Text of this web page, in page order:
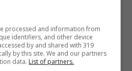
(Ansa Foto)
il traffico nella città
processed and information from
identifiers, and other device
by and shared with 319
by this site. We and our partners
data. List of partners.